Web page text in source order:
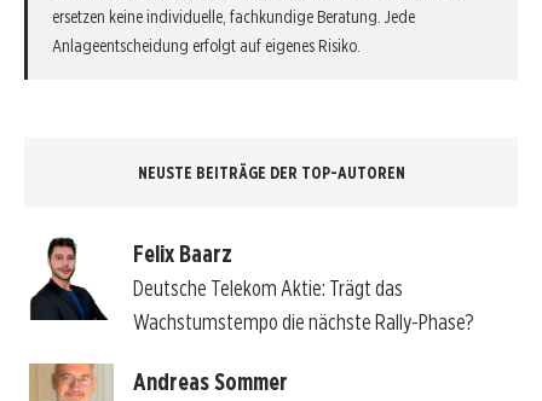
ersetzen keine individuelle, fachkundige Beratung. Jede
Anlageentscheidung erfolgt auf eigenes Risiko.
NEUSTE BEITRÄGE DER TOP-AUTOREN
Felix Baarz
Deutsche Telekom Aktie: Trägt das
Wachstumstempo die nächste Rally-Phase?
Andreas Sommer